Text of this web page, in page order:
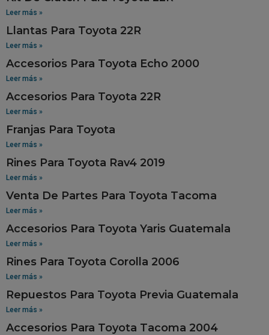
Leer más »
Llantas Para Toyota 22R
Leer más »
Accesorios Para Toyota Echo 2000
Leer más »
Accesorios Para Toyota 22R
Leer más »
Franjas Para Toyota
Leer más »
Rines Para Toyota Rav4 2019
Leer más »
Venta De Partes Para Toyota Tacoma
Leer más »
Accesorios Para Toyota Yaris Guatemala
Leer más »
Rines Para Toyota Corolla 2006
Leer más »
Repuestos Para Toyota Previa Guatemala
Leer más »
Accesorios Para Toyota Tacoma 2004